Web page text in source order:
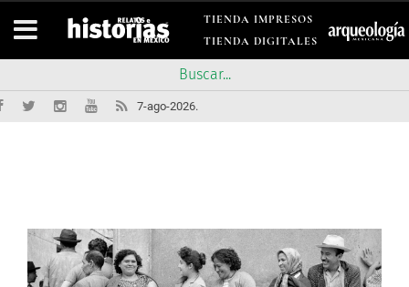
TIENDA IMPRESOS
TIENDA DIGITALES
7-ago-2026.